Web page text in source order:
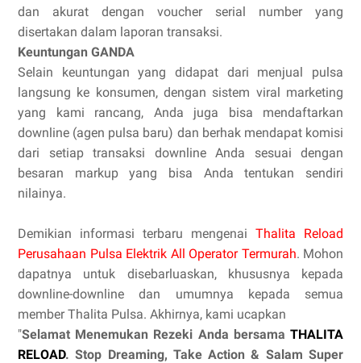
dan akurat dengan voucher serial number yang
disertakan dalam laporan transaksi.
Keuntungan GANDA
Selain keuntungan yang didapat dari menjual pulsa
langsung ke konsumen, dengan sistem viral marketing
yang kami rancang, Anda juga bisa mendaftarkan
downline (agen pulsa baru) dan berhak mendapat komisi
dari setiap transaksi downline Anda sesuai dengan
besaran markup yang bisa Anda tentukan sendiri
nilainya.
Demikian informasi terbaru mengenai Thalita Reload
Perusahaan Pulsa Elektrik All Operator Termurah. Mohon
dapatnya untuk disebarluaskan, khususnya kepada
downline-downline dan umumnya kepada semua
member Thalita Pulsa. Akhirnya, kami ucapkan
"Selamat Menemukan Rezeki Anda bersama THALITA
RELOAD. Stop Dreaming, Take Action & Salam Super